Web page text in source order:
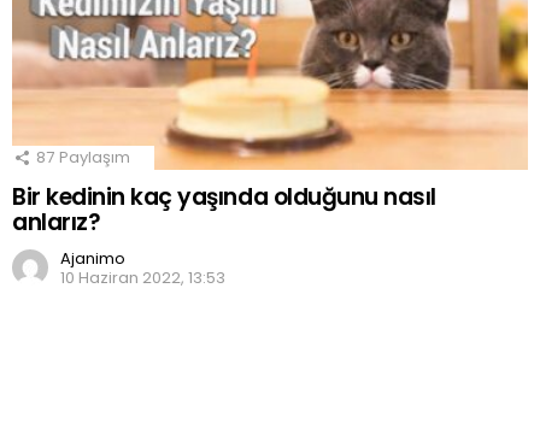
87 Paylaşım
Bir kedinin kaç yaşında olduğunu nasıl
anlarız?
Ajanimo
10 Haziran 2022, 13:53